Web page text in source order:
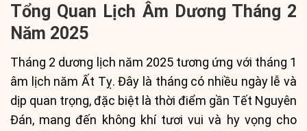
Tổng Quan Lịch Âm Dương Tháng 2
Năm 2025
Tháng 2 dương lịch năm 2025 tương ứng với tháng 1
âm lịch năm Ất Tỵ. Đây là tháng có nhiều ngày lễ và
dịp quan trọng, đặc biệt là thời điểm gần Tết Nguyên
Đán, mang đến không khí tươi vui và hy vọng cho